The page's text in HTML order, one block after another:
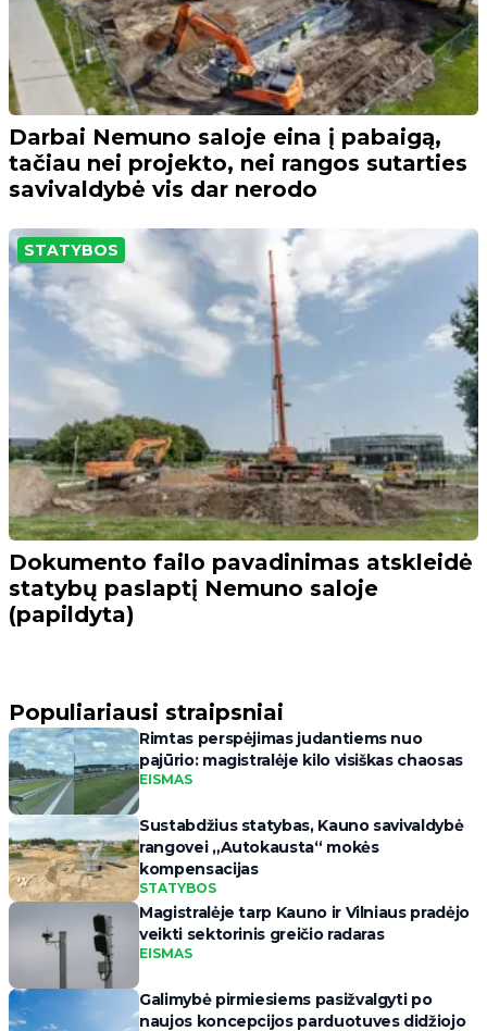
Darbai Nemuno saloje eina į pabaigą,
tačiau nei projekto, nei rangos sutarties
savivaldybė vis dar nerodo
STATYBOS
Dokumento failo pavadinimas atskleidė
statybų paslaptį Nemuno saloje
(papildyta)
Populiariausi straipsniai
Rimtas perspėjimas judantiems nuo
pajūrio: magistralėje kilo visiškas chaosas
EISMAS
Sustabdžius statybas, Kauno savivaldybė
rangovei „Autokausta“ mokės
kompensacijas
STATYBOS
Magistralėje tarp Kauno ir Vilniaus pradėjo
veikti sektorinis greičio radaras
EISMAS
Galimybė pirmiesiems pasižvalgyti po
naujos koncepcijos parduotuves didžiojo